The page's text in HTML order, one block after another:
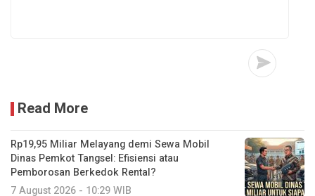
Read More
Rp19,95 Miliar Melayang demi Sewa Mobil
Dinas Pemkot Tangsel: Efisiensi atau
Pemborosan Berkedok Rental?
7 August 2026 - 10:29 WIB